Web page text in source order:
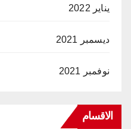
يناير 2022
ديسمبر 2021
نوفمبر 2021
الاقسام